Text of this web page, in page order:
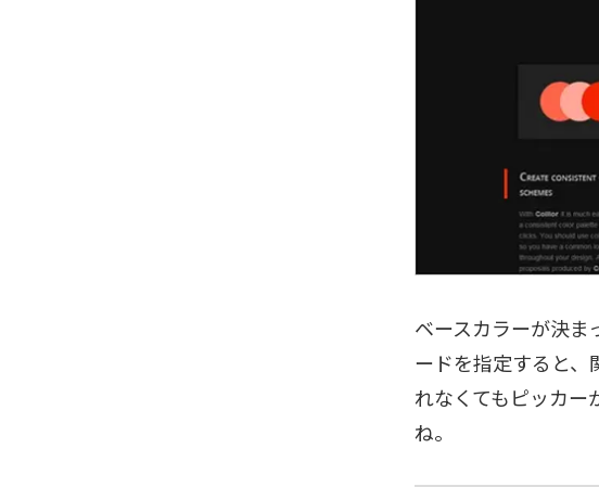
ベースカラーが決ま
ードを指定すると、
れなくてもピッカ
ね。